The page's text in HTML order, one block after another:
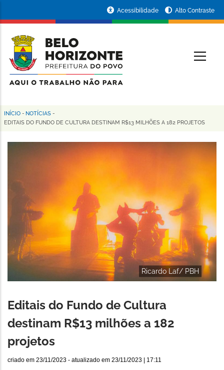
conteúdo
principal
da
Prefeitura
de
Horizonte
Acessibilidade Alto Contraste
Trilha
navegação
INÍCIO - NOTÍCIAS -
EDITAIS DO FUNDO DE CULTURA DESTINAM R$13 MILHÕES A 182 PROJETOS
Ricardo Laf/ PBH
Editais do Fundo de Cultura
destinam R$13 milhões a 182
projetos
criado em 23/11/2023 - atualizado em 23/11/2023 | 17:11